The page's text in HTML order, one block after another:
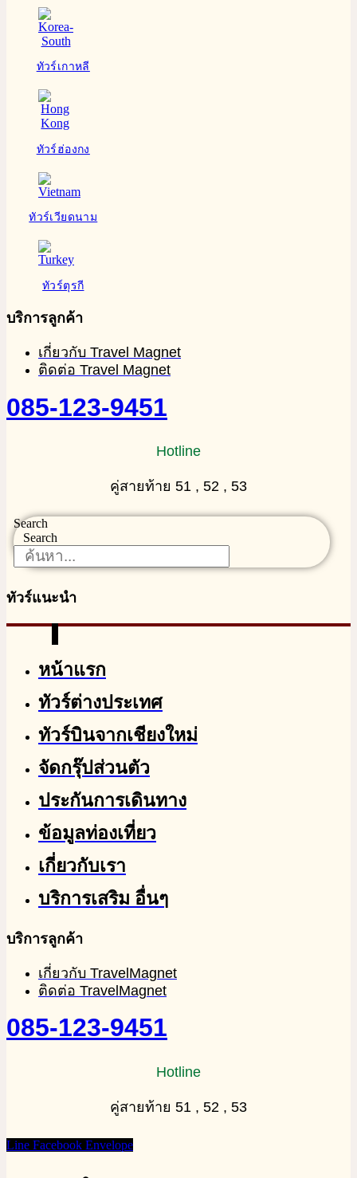
ทัวร์เกาหลี
ทัวร์ฮ่องกง
ทัวร์เวียดนาม
ทัวร์ตุรกี
บริการลูกค้า
เกี่ยวกับ Travel Magnet
ติดต่อ Travel Magnet
085-123-9451
Hotline
คู่สายท้าย 51 , 52 , 53
Search
Search
ทัวร์แนะนำ
หน้าแรก
ทัวร์ต่างประเทศ
ทัวร์บินจากเชียงใหม่
จัดกรุ๊ปส่วนตัว
ประกันการเดินทาง
ข้อมูลท่องเที่ยว
เกี่ยวกับเรา
บริการเสริม อื่นๆ
บริการลูกค้า
เกี่ยวกับ TravelMagnet
ติดต่อ TravelMagnet
085-123-9451
Hotline
คู่สายท้าย 51 , 52 , 53
Line Facebook Envelope